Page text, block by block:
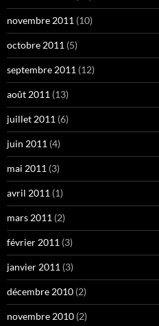
novembre 2011 (10)
octobre 2011 (5)
septembre 2011 (12)
août 2011 (13)
juillet 2011 (6)
juin 2011 (4)
mai 2011 (3)
avril 2011 (1)
mars 2011 (2)
février 2011 (3)
janvier 2011 (3)
décembre 2010 (2)
novembre 2010 (2)